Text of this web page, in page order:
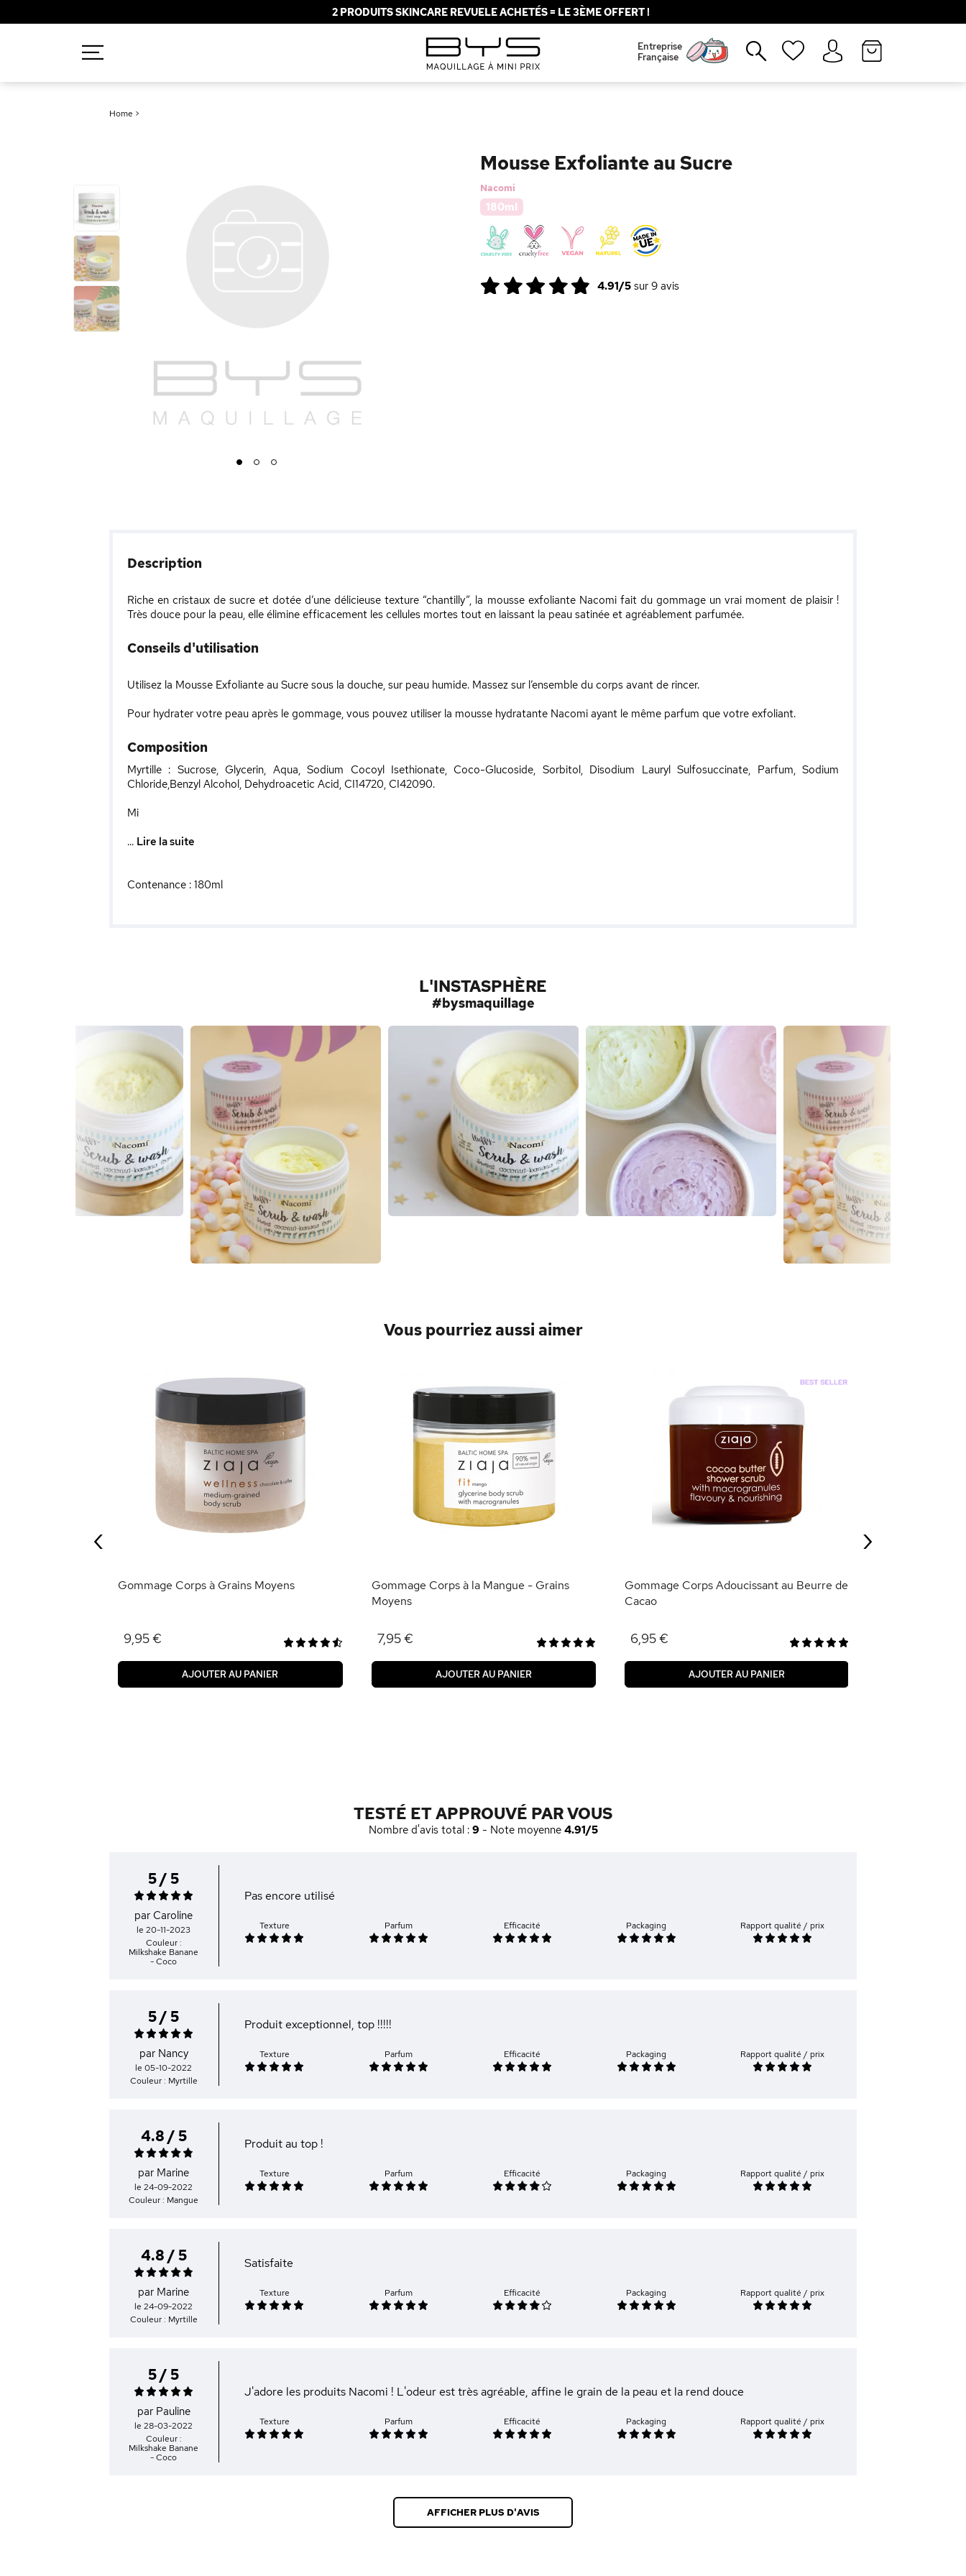
2 PRODUITS SKINCARE REVUELE ACHETÉS = LE 3ÈME OFFERT !
Entreprise
Française
Home >
1 2 3
Mousse Exfoliante au Sucre
Nacomi
180ml
4.91/5sur 9avis
Description
Riche en cristaux de sucre et dotée d’une délicieuse texture “chantilly”, la mousse exfoliante Nacomi fait du gommage un vrai moment de plaisir !
Très douce pour la peau, elle élimine efficacement les cellules mortes tout en laissant la peau satinée et agréablement parfumée.
Conseils d'utilisation
Utilisez la Mousse Exfoliante au Sucre sous la douche, sur peau humide. Massez sur l’ensemble du corps avant de rincer.
Pour hydrater votre peau après le gommage, vous pouvez utiliser la mousse hydratante Nacomi ayant le même parfum que votre exfoliant.
Composition
Myrtille : Sucrose, Glycerin, Aqua, Sodium Cocoyl Isethionate, Coco-Glucoside, Sorbitol, Disodium Lauryl Sulfosuccinate, Parfum, Sodium
Chloride,Benzyl Alcohol, Dehydroacetic Acid, CI14720, CI42090.
Mi
... Lire la suite
Contenance : 180ml
L'INSTASPHÈRE
#bysmaquillage
Vous pourriez aussi aimer
Gommage Corps à Grains Moyens
9,95 €
AJOUTER AU PANIER
Gommage Corps à la Mangue - Grains
Moyens
7,95 €
AJOUTER AU PANIER
Gommage Corps Adoucissant au Beurre de
Cacao
6,95 €
AJOUTER AU PANIER
‹ ›
TESTÉ ET APPROUVÉ PAR VOUS
Nombre d'avis total : 9 - Note moyenne 4.91/5
5 / 5
par Caroline
le 20-11-2023
Couleur :
Milkshake Banane
- Coco
Pas encore utilisé
Texture Parfum Efficacité Packaging Rapport qualité / prix
5 / 5
par Nancy
le 05-10-2022
Couleur : Myrtille
Produit exceptionnel, top !!!!!
Texture Parfum Efficacité Packaging Rapport qualité / prix
4.8 / 5
par Marine
le 24-09-2022
Couleur : Mangue
Produit au top !
Texture Parfum Efficacité Packaging Rapport qualité / prix
4.8 / 5
par Marine
le 24-09-2022
Couleur : Myrtille
Satisfaite
Texture Parfum Efficacité Packaging Rapport qualité / prix
5 / 5
par Pauline
le 28-03-2022
Couleur :
Milkshake Banane
- Coco
J'adore les produits Nacomi ! L'odeur est très agréable, affine le grain de la peau et la rend douce
Texture Parfum Efficacité Packaging Rapport qualité / prix
AFFICHER PLUS D'AVIS
Brumes
Blush
Rouge à Lèvres